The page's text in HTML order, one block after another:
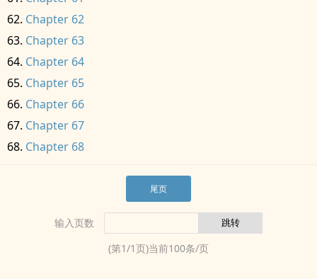
Chapter 62
Chapter 63
Chapter 64
Chapter 65
Chapter 66
Chapter 67
Chapter 68
尾页
输入页数
(第1/1页)当前100条/页